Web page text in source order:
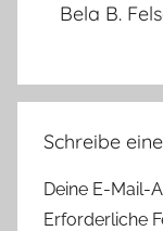
Bela B.
Schreibe
Deine E-Mail-
Erforderliche